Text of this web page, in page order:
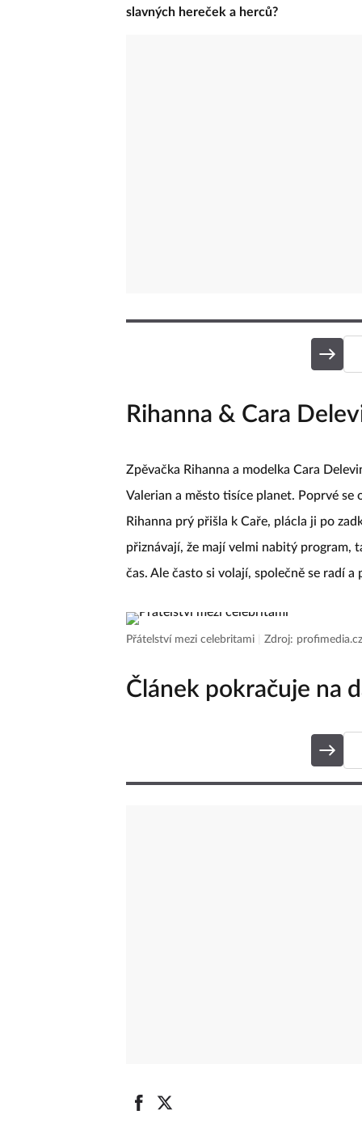
slavných hereček a herců?
Rihanna & Cara
Zpěvačka Rihanna a modelka Cara
Valerian a město tisíce planet. Poprvé
Rihanna prý přišla k Caře, plácla ji po
přiznávají, že mají velmi nabitý program,
čas. Ale často si volají, společně se radí a
Přátelství mezi celebritami Zdroj: profimedia.cz
Článek pokračuje na